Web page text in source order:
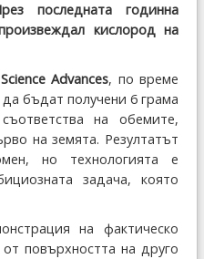
последната годинна
кислород на
Science Advances, по време
бъдат получени 6 грама
на обемите,
на земята. Резултатът
но технологията е
задача, която
на фактическо
повърхността на друго